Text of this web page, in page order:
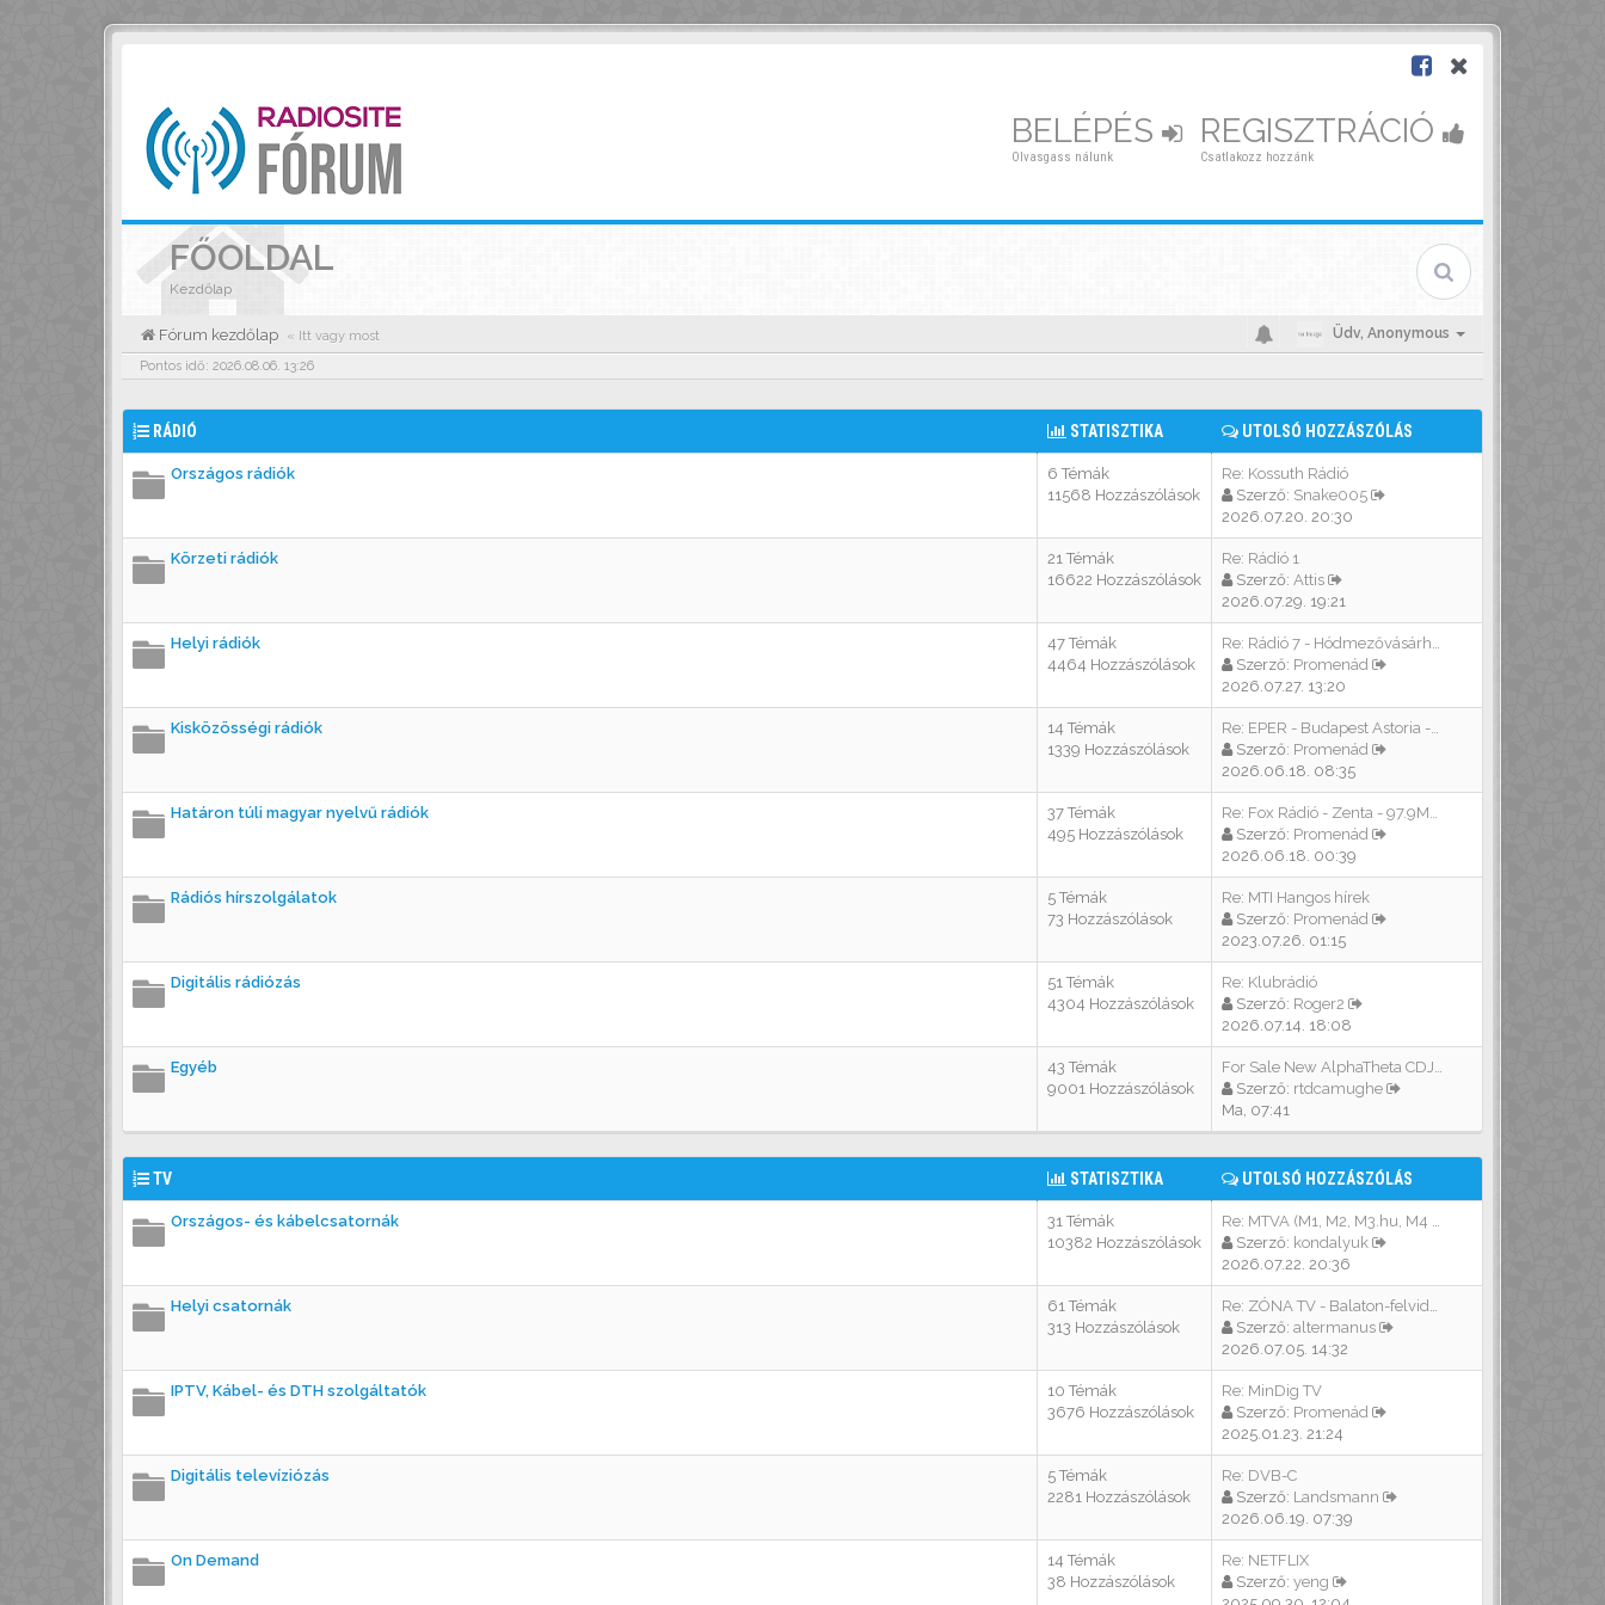
BELÉPÉS
Olvasgass nálunk
REGISZTRÁCIÓ
Csatlakozz hozzánk
FŐOLDAL
Kezdőlap
Fórum kezdőlap « Itt vagy most Üdv, Anonymous
Pontos idő: 2026.08.06. 13:26
RÁDIÓ STATISZTIKA UTOLSÓ HOZZÁSZÓLÁS
Országos rádiók
6 Témák
11568 Hozzászólások
Re: Kossuth Rádió
Szerző: Snake005
2026.07.20. 20:30
Körzeti rádiók
21 Témák
16622 Hozzászólások
Re: Rádió 1
Szerző: Attis
2026.07.29. 19:21
Helyi rádiók
47 Témák
4464 Hozzászólások
Re: Rádió 7 - Hódmezővásárhel…
Szerző: Promenád
2026.07.27. 13:20
Kisközösségi rádiók
14 Témák
1339 Hozzászólások
Re: EPER - Budapest Astoria -…
Szerző: Promenád
2026.06.18. 08:35
Határon túli magyar nyelvű rádiók
37 Témák
495 Hozzászólások
Re: Fox Rádió - Zenta - 97.9M…
Szerző: Promenád
2026.06.18. 00:39
Rádiós hírszolgálatok
5 Témák
73 Hozzászólások
Re: MTI Hangos hírek
Szerző: Promenád
2023.07.26. 01:15
Digitális rádiózás
51 Témák
4304 Hozzászólások
Re: Klubrádió
Szerző: Roger2
2026.07.14. 18:08
Egyéb
43 Témák
9001 Hozzászólások
For Sale New AlphaTheta CDJ-1…
Szerző: rtdcamughe
Ma, 07:41
TV STATISZTIKA UTOLSÓ HOZZÁSZÓLÁS
Országos- és kábelcsatornák
31 Témák
10382 Hozzászólások
Re: MTVA (M1, M2, M3.hu, M4 S…
Szerző: kondalyuk
2026.07.22. 20:36
Helyi csatornák
61 Témák
313 Hozzászólások
Re: ZÓNA TV - Balaton-felvidék
Szerző: altermanus
2026.07.05. 14:32
IPTV, Kábel- és DTH szolgáltatók
10 Témák
3676 Hozzászólások
Re: MinDig TV
Szerző: Promenád
2025.01.23. 21:24
Digitális televíziózás
5 Témák
2281 Hozzászólások
Re: DVB-C
Szerző: Landsmann
2026.06.19. 07:39
On Demand
14 Témák
38 Hozzászólások
Re: NETFLIX
Szerző: yeng